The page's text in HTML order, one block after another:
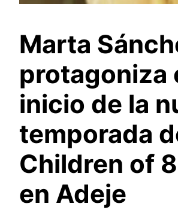
Marta
protagoniza
inicio de la
temporada
Children of
en Adeje